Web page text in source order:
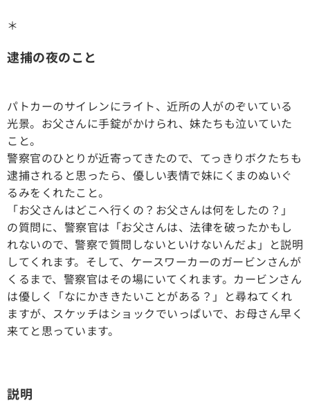
＊
逮捕の夜のこと
パトカーのサイレンにライト、近所の人がのぞいている
光景。お父さんに手錠がかけられ、妹たちも泣いていた
こと。
警察官のひとりが近寄ってきたので、てっきりボクたちも
逮捕されると思ったら、優しい表情で妹にくまのぬいぐ
るみをくれたこと。
「お父さんはどこへ行くの？お父さんは何をしたの？」
の質問に、警察官は「お父さんは、法律を破ったかもし
れないので、警察で質問しないといけないんだよ」と説明
してくれます。そして、ケースワーカーのガービンさんが
くるまで、警察官はその場にいてくれます。カービンさん
は優しく「なにかききたいことがある？」と尋ねてくれ
ますが、スケッチはショックでいっぱいで、お母さん早く
来てと思っています。
説明